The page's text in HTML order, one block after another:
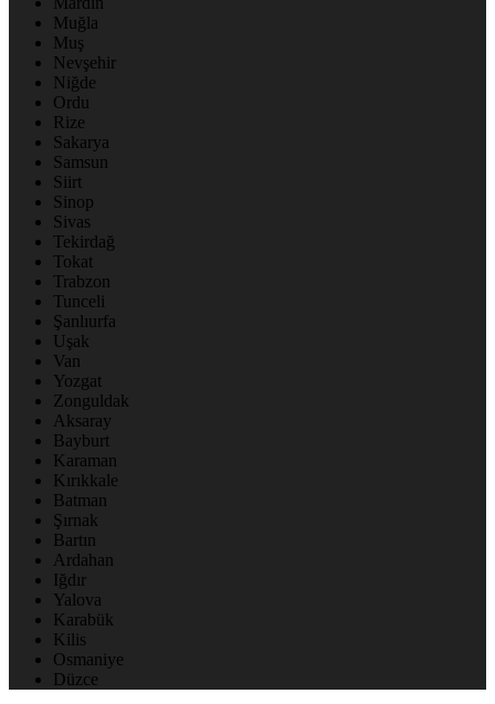
Muğla
Muş
Nevşehir
Niğde
Ordu
Rize
Sakarya
Samsun
Siirt
Sinop
Sivas
Tekirdağ
Tokat
Trabzon
Tunceli
Şanlıurfa
Uşak
Van
Yozgat
Zonguldak
Aksaray
Bayburt
Karaman
Kırıkkale
Batman
Şırnak
Bartın
Ardahan
Iğdır
Yalova
Karabük
Kilis
Osmaniye
Düzce